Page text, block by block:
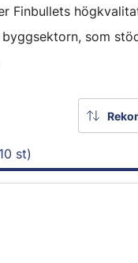
Finbullets
som
st)